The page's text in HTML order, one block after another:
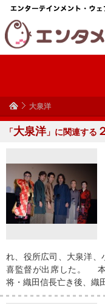
大泉洋
「大泉洋」に関連する
れ、役所広司、大泉洋
喜監督が出席した。 本
将・織田信長亡き後、織